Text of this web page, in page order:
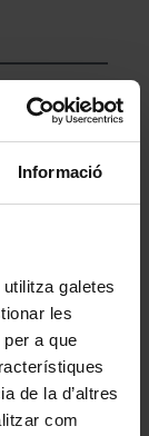
Informació
galetes
les
a que
de la d’altres
com
es
al
dos
camí
a
feix en